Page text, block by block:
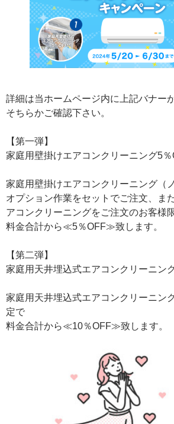
マイ
受付時間 平日9時～
（
詳細は当ホームページ内に上記バナー
そちらかご確認下さい。
【第一弾】
家庭用壁掛けエアコンクリーニング5％
家庭用壁掛けエアコンクリーニング（
オプション作業をセットでご注文、ま
アコンクリーニングをご注文のお客様
料金合計から≪5％OFF≫致します。
【第二弾】
家庭用天井埋込式エアコンクリーニン
家庭用天井埋込式エアコンクリーニン
定で
料金合計から≪10％OFF≫致します。